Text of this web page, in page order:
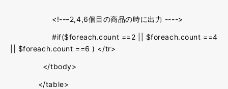
<!--–2,4,6個目の商品の時に出力 ---->
#if($foreach.count ==2 || $foreach.count ==4
|| $foreach.count ==6 ) </tr>
</tbody>
</table>